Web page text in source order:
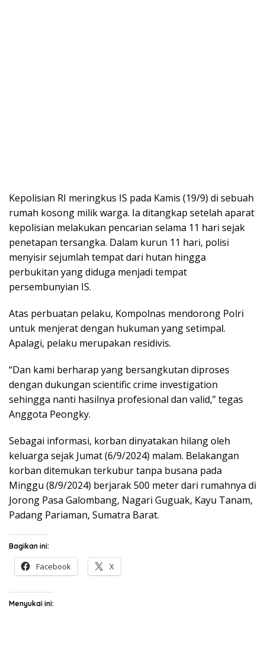
Kepolisian RI meringkus IS pada Kamis (19/9) di sebuah
rumah kosong milik warga. Ia ditangkap setelah aparat
kepolisian melakukan pencarian selama 11 hari sejak
penetapan tersangka. Dalam kurun 11 hari, polisi
menyisir sejumlah tempat dari hutan hingga
perbukitan yang diduga menjadi tempat
persembunyian IS.
Atas perbuatan pelaku, Kompolnas mendorong Polri
untuk menjerat dengan hukuman yang setimpal.
Apalagi, pelaku merupakan residivis.
“Dan kami berharap yang bersangkutan diproses
dengan dukungan scientific crime investigation
sehingga nanti hasilnya profesional dan valid,” tegas
Anggota Peongky.
Sebagai informasi, korban dinyatakan hilang oleh
keluarga sejak Jumat (6/9/2024) malam. Belakangan
korban ditemukan terkubur tanpa busana pada
Minggu (8/9/2024) berjarak 500 meter dari rumahnya di
Jorong Pasa Galombang, Nagari Guguak, Kayu Tanam,
Padang Pariaman, Sumatra Barat.
Bagikan ini:
Facebook X
Menyukai ini: